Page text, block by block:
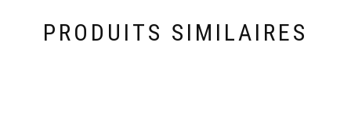
PRODUITS SIMILAIRES